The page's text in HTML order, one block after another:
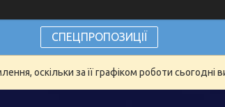
СПЕЦПРОПОЗИЦІЇ
оскільки за її графіком роботи